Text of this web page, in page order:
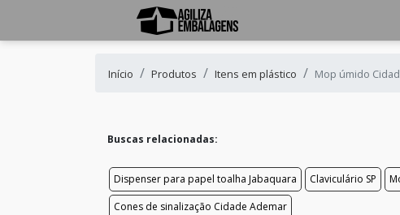
Início Produtos Itens em plástico Mop úmido
Buscas relacionadas:
Dispenser para papel toalha Jabaquara Claviculário SP
Cones de sinalização Cidade Ademar